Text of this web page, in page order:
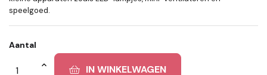
speelgoed.
Aantal
IN WINKELWAGEN